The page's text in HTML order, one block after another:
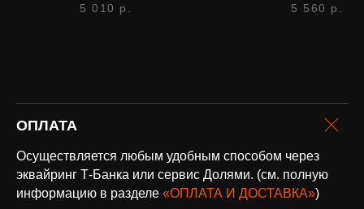
5 010 р.
5 560 р.
ОПЛАТА
Осуществляется любым удобным способом через
эквайринг Т-Банка или сервис Долями. (см. полную
информацию в разделе «ОПЛАТА И ДОСТАВКА»)
Подробнее
СНГ